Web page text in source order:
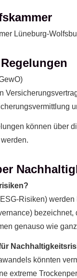
Lüneburg-
können über
Risiken)
genauso wie
könnten
extreme